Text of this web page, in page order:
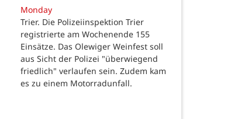
Monday
Trier. Die Polizeiinspektion Trier
registrierte am Wochenende 155
Einsätze. Das Olewiger Weinfest soll
aus Sicht der Polizei "überwiegend
friedlich" verlaufen sein. Zudem kam
es zu einem Motorradunfall.